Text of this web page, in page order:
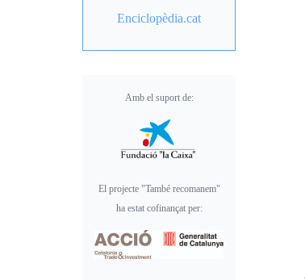
Enciclopèdia.cat
Amb el suport de:
El projecte "També recomanem"
ha estat cofinançat per: